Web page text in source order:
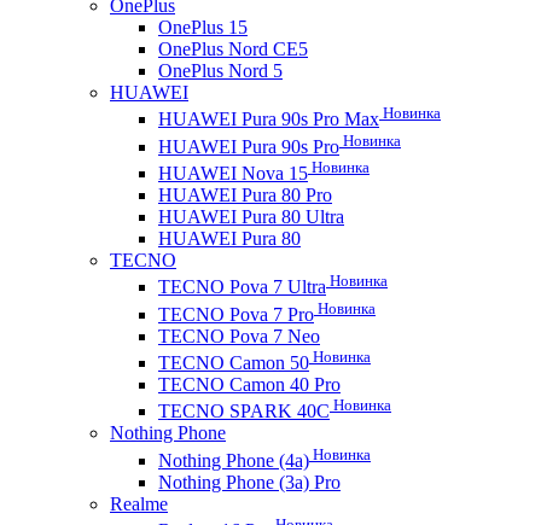
OnePlus
OnePlus 15
OnePlus Nord CE5
OnePlus Nord 5
HUAWEI
HUAWEI Pura 90s Pro Max Новинка
HUAWEI Pura 90s Pro Новинка
HUAWEI Nova 15 Новинка
HUAWEI Pura 80 Pro
HUAWEI Pura 80 Ultra
HUAWEI Pura 80
TECNO
TECNO Pova 7 Ultra Новинка
TECNO Pova 7 Pro Новинка
TECNO Pova 7 Neo
TECNO Camon 50 Новинка
TECNO Camon 40 Pro
TECNO SPARK 40C Новинка
Nothing Phone
Nothing Phone (4a) Новинка
Nothing Phone (3a) Pro
Realme